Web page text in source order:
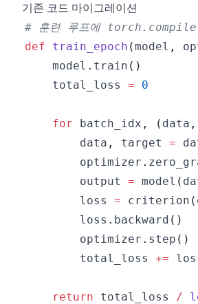
기존 코드 마이그레이션
# 훈련 루프에 torch.compile
def
train_epoch (model ,
    model
. train ( )
    total_loss
= 0
for batch_idx , ( data ,
        data
, target =
        optimizer
.
        output
= model (
        loss
= criterion (
        loss
. backward ( )
        optimizer
. step ( )
        total_loss
+=
return total_loss /